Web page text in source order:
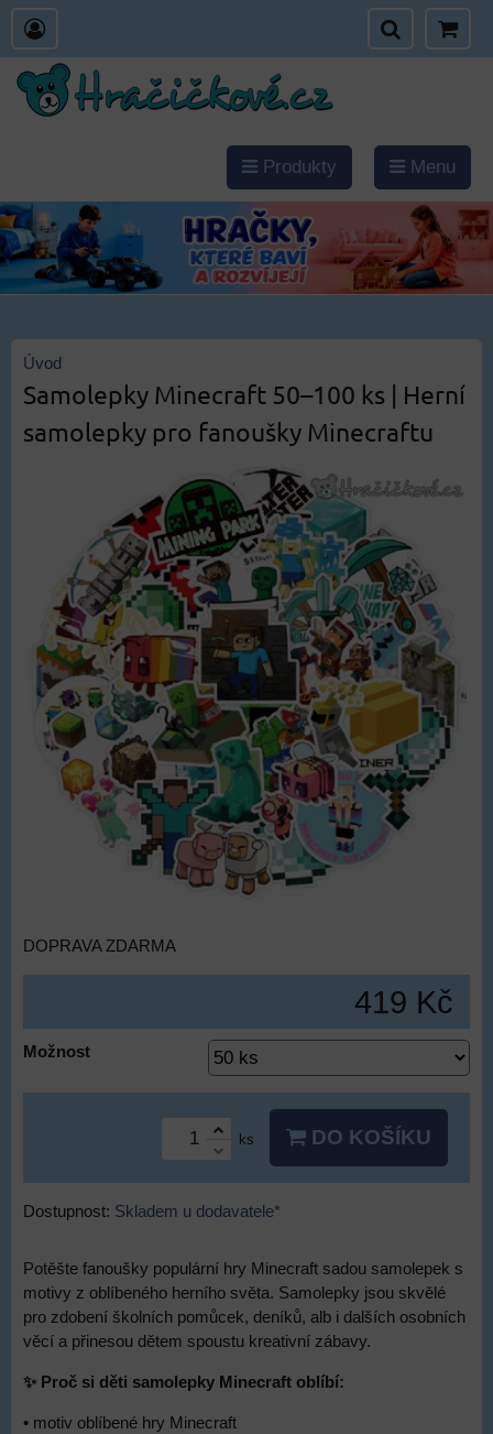
Produkty Menu
Úvod
Samolepky Minecraft 50–100 ks | Herní
samolepky pro fanoušky Minecraftu
DOPRAVA ZDARMA
419 Kč
Možnost
ks DO KOŠÍKU
Dostupnost: Skladem u dodavatele*
Potěšte fanoušky populární hry Minecraft sadou samolepek s
motivy z oblíbeného herního světa. Samolepky jsou skvělé
pro zdobení školních pomůcek, deníků, alb i dalších osobních
věcí a přinesou dětem spoustu kreativní zábavy.
✨ Proč si děti samolepky Minecraft oblíbí:
• motiv oblíbené hry Minecraft